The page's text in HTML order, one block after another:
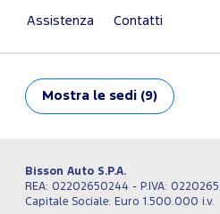
Assistenza Contatti
Mostra le sedi (9)
Bisson Auto S.P.A.
REA: 02202650244 - P.IVA:
Capitale Sociale: Euro 1.500.000 i.v.